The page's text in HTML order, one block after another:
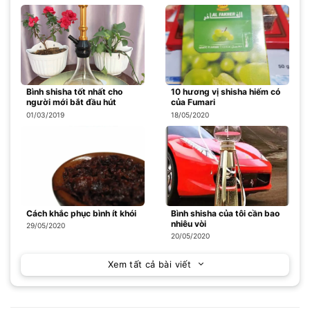
Bình shisha tốt nhất cho
người mới bắt đầu hút
01/03/2019
10 hương vị shisha hiếm có
của Fumari
18/05/2020
Cách khắc phục bình ít khói
29/05/2020
Bình shisha của tôi cần bao
nhiêu vòi
20/05/2020
Xem tất cả bài viết